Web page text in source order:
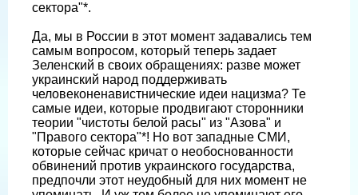
сектора"*.
Да, мы в России в этот момент задавались тем
самым вопросом, который теперь задает
Зеленский в своих обращениях: разве может
украинский народ поддерживать
человеконенавистнические идеи нацизма? Те
самые идеи, которые продвигают сторонники
теории "чистоты белой расы" из "Азова" и
"Правого сектора"*! Но вот западные СМИ,
которые сейчас кричат о необоснованности
обвинений против украинского государства,
предпочли этот неудобный для них момент не